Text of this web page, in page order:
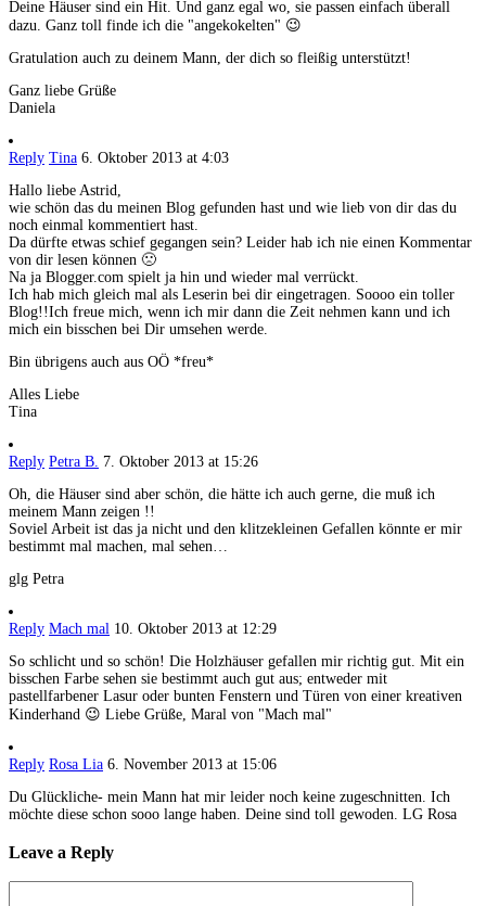
Deine Häuser sind ein Hit. Und ganz egal wo, sie passen einfach überall
dazu. Ganz toll finde ich die "angekokelten" 😉
Gratulation auch zu deinem Mann, der dich so fleißig unterstützt!
Ganz liebe Grüße
Daniela
Reply Tina 6. Oktober 2013 at 4:03
Hallo liebe Astrid,
wie schön das du meinen Blog gefunden hast und wie lieb von dir das du
noch einmal kommentiert hast.
Da dürfte etwas schief gegangen sein? Leider hab ich nie einen Kommentar
von dir lesen können 🙁
Na ja Blogger.com spielt ja hin und wieder mal verrückt.
Ich hab mich gleich mal als Leserin bei dir eingetragen. Soooo ein toller
Blog!!Ich freue mich, wenn ich mir dann die Zeit nehmen kann und ich
mich ein bisschen bei Dir umsehen werde.
Bin übrigens auch aus OÖ *freu*
Alles Liebe
Tina
Reply Petra B. 7. Oktober 2013 at 15:26
Oh, die Häuser sind aber schön, die hätte ich auch gerne, die muß ich
meinem Mann zeigen !!
Soviel Arbeit ist das ja nicht und den klitzekleinen Gefallen könnte er mir
bestimmt mal machen, mal sehen…
glg Petra
Reply Mach mal 10. Oktober 2013 at 12:29
So schlicht und so schön! Die Holzhäuser gefallen mir richtig gut. Mit ein
bisschen Farbe sehen sie bestimmt auch gut aus; entweder mit
pastellfarbener Lasur oder bunten Fenstern und Türen von einer kreativen
Kinderhand 😉 Liebe Grüße, Maral von "Mach mal"
Reply Rosa Lia 6. November 2013 at 15:06
Du Glückliche- mein Mann hat mir leider noch keine zugeschnitten. Ich
möchte diese schon sooo lange haben. Deine sind toll gewoden. LG Rosa
Leave a Reply